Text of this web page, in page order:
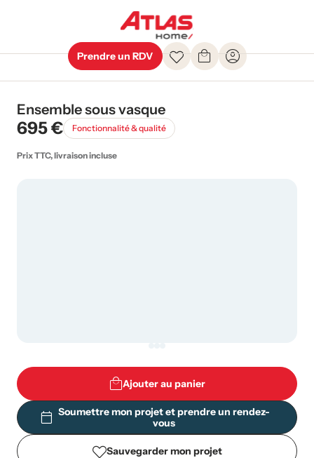
Prendre un RDV
Ensemble sous vasque
695 € Fonctionnalité & qualité
Prix TTC, livraison incluse
Ajouter au panier
Soumettre mon projet et prendre un rendez-
vous
Sauvegarder mon projet